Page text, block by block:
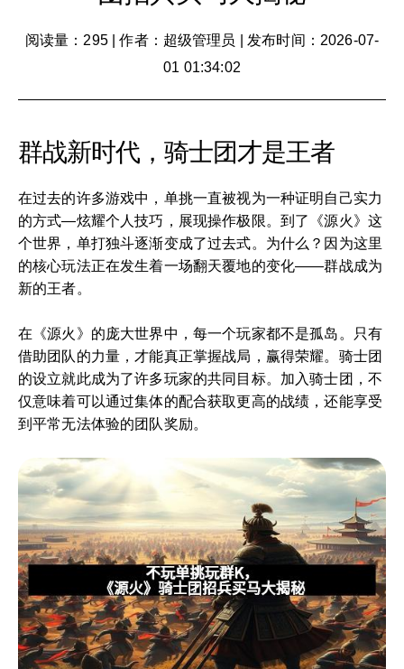
阅读量：295|作者：超级管理员
发布时间：2026-07-
01 01:34:02
群战新时代，骑士团才是王者
在过去的许多游戏中，单挑一直被视为一种证明自己实力
的方式—炫耀个人技巧，展现操作极限。到了《源火》这
个世界，单打独斗逐渐变成了过去式。为什么？因为这里
的核心玩法正在发生着一场翻天覆地的变化——群战成为
新的王者。
在《源火》的庞大世界中，每一个玩家都不是孤岛。只有
借助团队的力量，才能真正掌握战局，赢得荣耀。骑士团
的设立就此成为了许多玩家的共同目标。加入骑士团，不
仅意味着可以通过集体的配合获取更高的战绩，还能享受
到平常无法体验的团队奖励。